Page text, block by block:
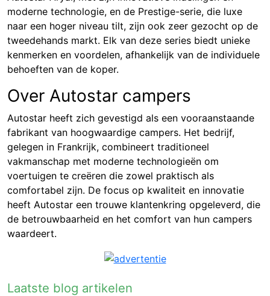
moderne technologie, en de Prestige-serie, die luxe
naar een hoger niveau tilt, zijn ook zeer gezocht op de
tweedehands markt. Elk van deze series biedt unieke
kenmerken en voordelen, afhankelijk van de individuele
behoeften van de koper.
Over Autostar campers
Autostar heeft zich gevestigd als een vooraanstaande
fabrikant van hoogwaardige campers. Het bedrijf,
gelegen in Frankrijk, combineert traditioneel
vakmanschap met moderne technologieën om
voertuigen te creëren die zowel praktisch als
comfortabel zijn. De focus op kwaliteit en innovatie
heeft Autostar een trouwe klantenkring opgeleverd, die
de betrouwbaarheid en het comfort van hun campers
waardeert.
Laatste blog artikelen